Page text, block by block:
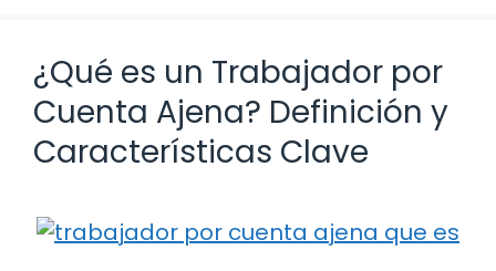
¿Qué es un Trabajador por
Cuenta Ajena? Definición y
Características Clave